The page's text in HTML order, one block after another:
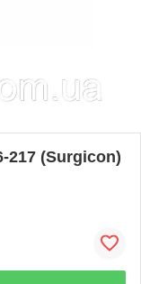
217 (Surgicon)